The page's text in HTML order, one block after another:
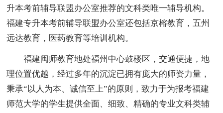
升本考前辅导联盟办公室推荐的文科类唯一辅导机构。
福建专升本考前辅导联盟办公室还包括京榕教育，五州
远达教育，医药教育等培训机构。
福建闽师教育地处福州中心鼓楼区，交通便捷，地
理位置优越，经过多年的沉淀已拥有庞大的师资力量，
秉承“以人为本、诚信至上”的原则，致力于为报考福建
师范大学的学生提供全面、细致、精确的专业文科类辅